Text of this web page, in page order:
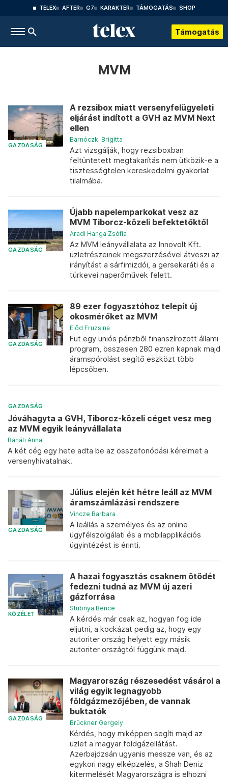
TELEX AFTER G7 KARAKTER TÁMOGATÁS SHOP
Támogatás
MVM
GAZDASÁG
A rezsibox miatt versenyfelügyeleti
eljárást indított a GVH az MVM Next
ellen
Barnóczki Brigitta
Azt vizsgálják, hogy rezsiboxban
feltüntetett megtakarítás nem ütközik-e a
tisztességtelen kereskedelmi gyakorlat
tilalmába.
GAZDASÁG
Újabb napelemparkokat vesz az
MVM Tiborcz-közeli befektetőktől
Aradi Hanga Zsófia
Az MVM leányvállalata az Innovolt Kft.
üzletrészeinek megszerzésével átveszi az
irányítást a sárfimizdói, a gersekaráti és a
túrkevei naperőművek felett.
GAZDASÁG
89 ezer fogyasztóhoz telepít új
okosmérőket az MVM
Előd Fruzsina
Fut egy uniós pénzből finanszírozott állami
program, összesen 280 ezren kapnak majd
áramspórolást segítő eszközt több
lépcsőben.
GAZDASÁG
Jóváhagyta a GVH, Tiborcz-közeli céget vesz meg
az MVM egyik leányvállalata
Bánáti Anna
A két cég egy hete adta be az összefonódási kérelmet a
versenyhivatalnak.
GAZDASÁG
Július elején két hétre leáll az MVM
áramszámlázási rendszere
Vincze Barbara
A leállás a személyes és az online
ügyfélszolgálati és a mobilapplikációs
ügyintézést is érinti.
KÖZÉLET
A hazai fogyasztás csaknem ötödét
fedezni tudná az MVM új azeri
gázforrása
Stubnya Bence
A kérdés már csak az, hogyan fog ide
eljutni, a kockázat pedig az, hogy egy
autoriter ország helyett egy másik
autoriter országtól függünk majd.
GAZDASÁG
Magyarország részesedést vásárol a
világ egyik legnagyobb
földgázmezőjében, de vannak
buktatók
Brückner Gergely
Kérdés, hogy miképpen segíti majd az
üzlet a magyar földgázellátást.
Azerbajdzsán ugyanis messze van, és az
egykori nagy elképzelés, a Shah Deniz
kitermelését Magyarországra is elhozni